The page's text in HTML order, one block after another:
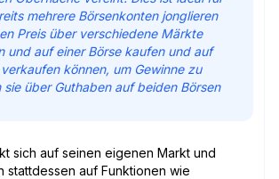
mehrere Börsenkonten jonglieren
Preis über verschiedene Märkte
und auf einer Börse kaufen und auf
können, um Gewinne zu
sie über Guthaben auf beiden Börsen
sich auf seinen eigenen Markt und
stattdessen auf Funktionen wie